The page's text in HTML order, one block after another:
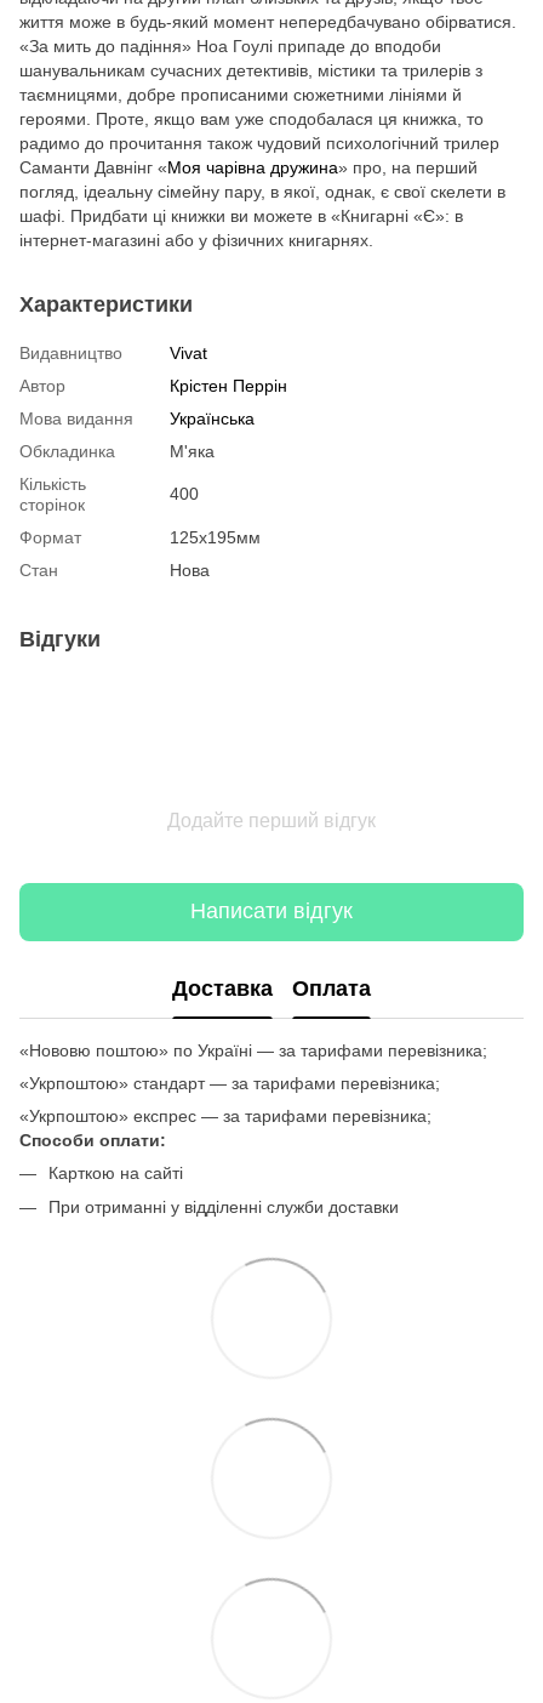
життя може в будь-який момент непередбачувано обірватися.
«За мить до падіння» Ноа Гоулі припаде до вподоби
шанувальникам сучасних детективів, містики та трилерів з
таємницями, добре прописаними сюжетними лініями й
героями. Проте, якщо вам уже сподобалася ця книжка, то
радимо до прочитання також чудовий психологічний трилер
Саманти Давнінг «Моя чарівна дружина» про, на перший
погляд, ідеальну сімейну пару, в якої, однак, є свої скелети в
шафі. Придбати ці книжки ви можете в «Книгарні «Є»: в
інтернет-магазині або у фізичних книгарнях.
Характеристики
Видавництво
Vivat
Автор
Крістен Перрін
Мова видання
Українська
Обкладинка
М'яка
Кількість
сторінок
400
Формат
125x195мм
Стан
Нова
Відгуки
Додайте перший відгук
Написати відгук
Доставка Оплата
«Нововю поштою» по Україні — за тарифами перевізника;
«Укрпоштою» стандарт — за тарифами перевізника;
«Укрпоштою» експрес — за тарифами перевізника;
Способи оплати:
Карткою на сайті
При отриманні у відділенні служби доставки